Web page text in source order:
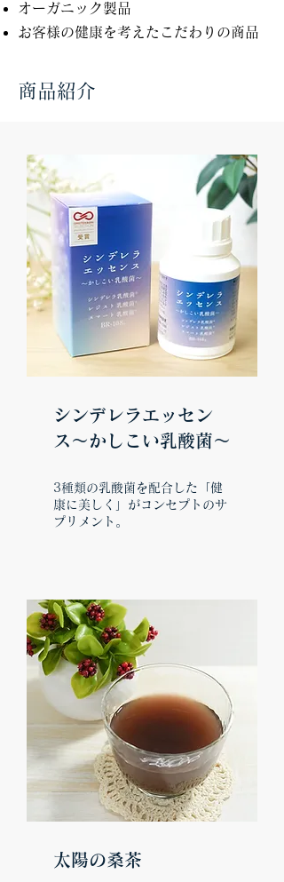
オーガニック製品
お客様の健康を考えたこだわりの商品​​
商品紹介
シンデレラエッセン
ス〜かしこい乳酸菌〜
3種類の乳酸菌を配合した「健
康に美しく」がコンセプトのサ
プリメント。
太陽の桑茶